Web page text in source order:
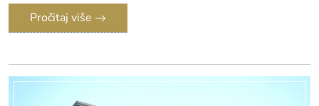
Pročitaj više